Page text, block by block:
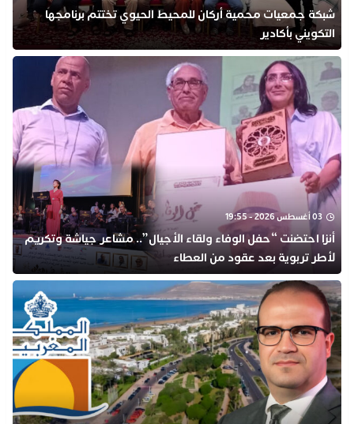
شبكة جمعيات محمية أركان للمحيط الحيوي تختتم برنامجها
التكويني بأكادير
03 أغسطس 2026 - 19:55
أنزا احتضنت “حفل الوفاء ولقاء الأجيال”.. مشاعر جياشة وتكريم
لأطر تربوية بعد عقود من العطاء